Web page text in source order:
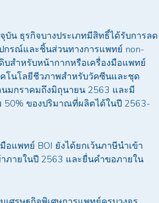
น ธุรกิจบางประเภทมีสิทธิ์ได้รับการลด
กรณ์และชิ้นส่วนทางการแพทย์ non-
บสำหรับหน้ากากหรือเครื่องมือแพทย์
โนโลยีชีวภาพสำหรับวัคซีนและชุด
มกราคมถึงมิถุนายน 2563 และมี
50% ของปริมาณที่ผลิตได้ในปี 2563-
แพทย์ BOI ยังได้ยกเว้นภาษีนำเข้า
าภายในปี 2563 และยื่นคำขอภายใน